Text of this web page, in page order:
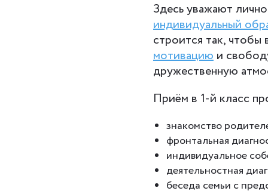
Здесь уважают
индивидуальный
строится так,
мотивацию и
дружественную
Приём в 1-й класс
знакомство
фронтальная
индивидуальное
деятельностная
беседа семьи с